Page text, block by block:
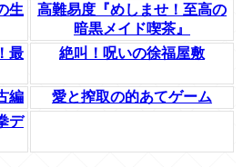
生
高難易度『めしませ！至高の
暗黒メイド喫茶』
最
絶叫！呪いの徐福屋敷
編
愛と搾取の的あてゲーム
デ